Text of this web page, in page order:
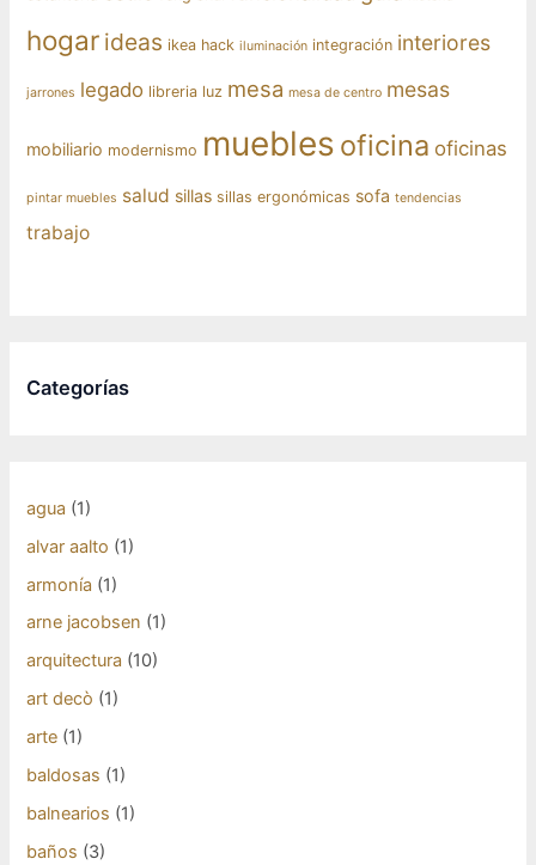
hogar ideas ikea hack iluminación integración interiores
jarrones legado libreria luz mesa mesa de centro mesas
mobiliario modernismo muebles oficina oficinas
pintar muebles salud sillas sillas ergonómicas sofa tendencias
trabajo
Categorías
agua (1)
alvar aalto (1)
armonía (1)
arne jacobsen (1)
arquitectura (10)
art decò (1)
arte (1)
baldosas (1)
balnearios (1)
baños (3)